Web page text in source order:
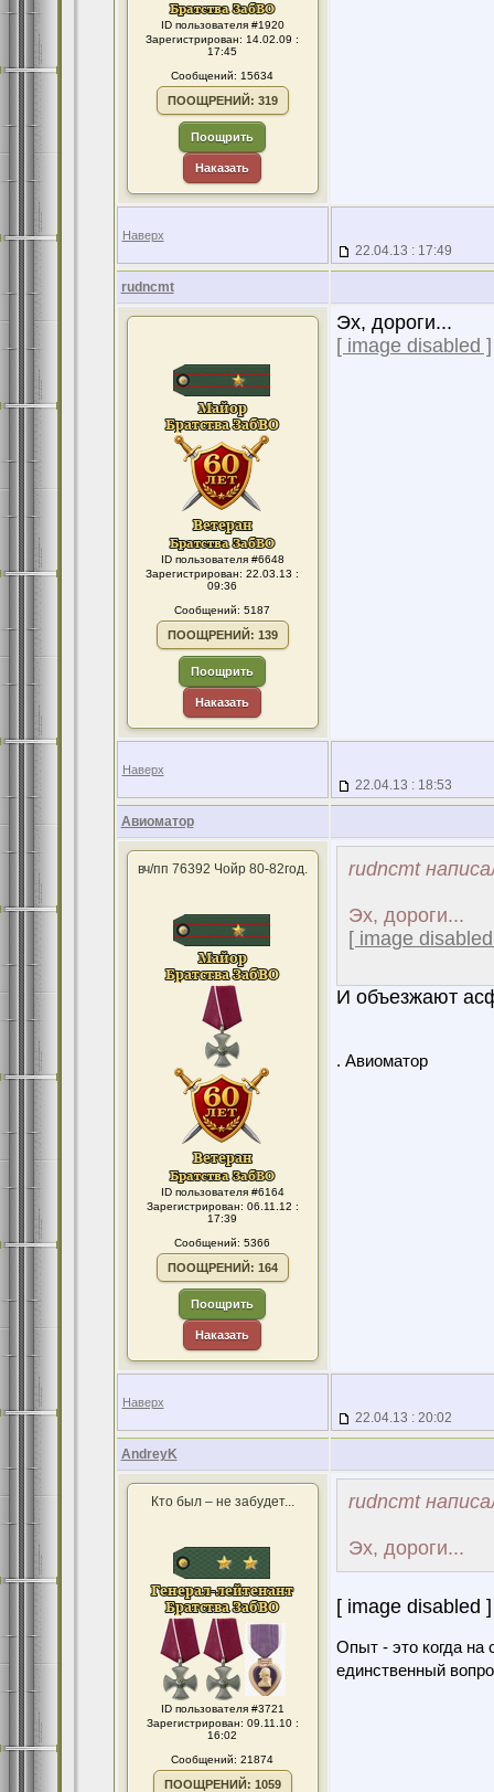
ID пользователя #1920
Зарегистрирован: 14.02.09 :
17:45
Сообщений: 15634
ПООЩРЕНИЙ: 319
Поощрить
Наказать
Наверх
22.04.13 : 17:49
rudncmt
ID пользователя #6648
Зарегистрирован: 22.03.13 :
09:36
Сообщений: 5187
ПООЩРЕНИЙ: 139
Поощрить
Наказать
Эх, дороги...
[ image disabled ]
Наверх
22.04.13 : 18:53
Авиоматор
вч/пп 76392 Чойр 80-82год.
ID пользователя #6164
Зарегистрирован: 06.11.12 :
17:39
Сообщений: 5366
ПООЩРЕНИЙ: 164
Поощрить
Наказать
rudncmt
Эх, дороги...
[ image
И объезжают
. Авиоматор
Наверх
22.04.13 : 20:02
AndreyK
Кто был – не забудет...
ID пользователя #3721
Зарегистрирован: 09.11.10 :
16:02
Сообщений: 21874
ПООЩРЕНИЙ: 1059
rudncmt
Эх, дороги...
[ image disabled ]
Опыт - это когда на
единственный